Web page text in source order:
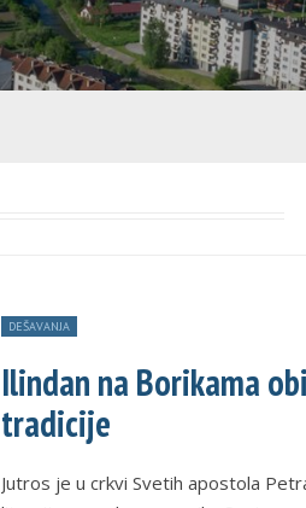
DEŠAVANJA
Ilindan na Borikama
tradicije
Jutros je u crkvi Svetih apostola